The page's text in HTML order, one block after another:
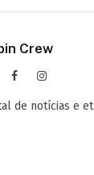
Crew
FacebookInstagram
de notícias e